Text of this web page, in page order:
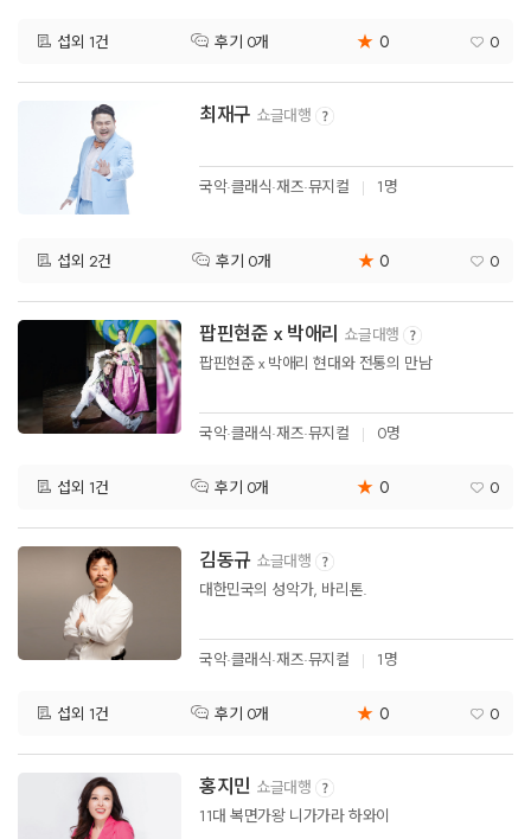
섭외 1건 후기 0개 ★ 0 0
최재구 쇼글대행
국악·클래식·재즈·뮤지컬 1명
섭외 2건 후기 0개 ★ 0 0
팝핀현준 x 박애리 쇼글대행
팝핀현준 x 박애리 현대와 전통의 만남
국악·클래식·재즈·뮤지컬 0명
섭외 1건 후기 0개 ★ 0 0
김동규 쇼글대행
대한민국의 성악가, 바리톤.
국악·클래식·재즈·뮤지컬 1명
섭외 1건 후기 0개 ★ 0 0
홍지민 쇼글대행
11대 복면가왕 니가가라 하와이